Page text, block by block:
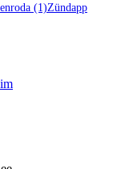
(1)Zündapp